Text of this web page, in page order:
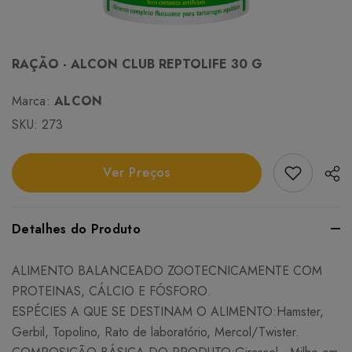
RAÇÃO - ALCON CLUB REPTOLIFE 30 G
Marca: ALCON
SKU: 273
Ver Preços Add
Detalhes do Produto
ALIMENTO BALANCEADO ZOOTECNICAMENTE COM
PROTEINAS, CÁLCIO E FÓSFORO.
ESPÉCIES A QUE SE DESTINAM O ALIMENTO:Hamster,
Gerbil, Topolino, Rato de laboratório, Mercol/Twister.